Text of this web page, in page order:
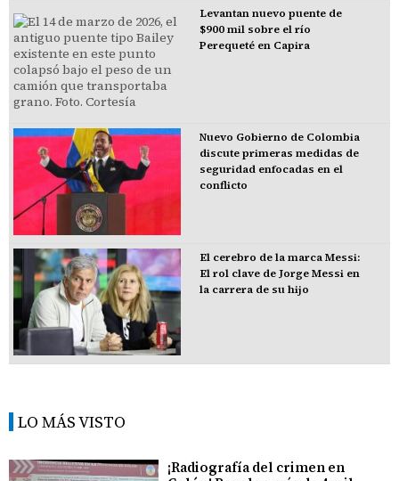
Levantan nuevo puente de
$900 mil sobre el río
Perequeté en Capira
Nuevo Gobierno de Colombia
discute primeras medidas de
seguridad enfocadas en el
conflicto
El cerebro de la marca Messi:
El rol clave de Jorge Messi en
la carrera de su hijo
LO MÁS VISTO
¡Radiografía del crimen en